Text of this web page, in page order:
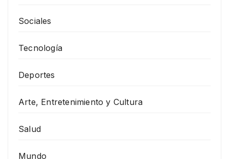
Sociales
Tecnología
Deportes
Arte, Entretenimiento y Cultura
Salud
Mundo